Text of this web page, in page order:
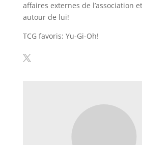
affaires externes de l’association
autour de lui!
TCG favoris: Yu-Gi-Oh!